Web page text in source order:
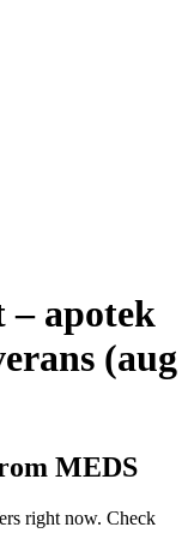
– apotek
(aug
MEDS
right now. Check